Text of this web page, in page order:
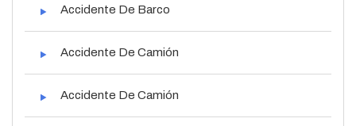
Accidente De Barco
Accidente De Camión
Accidente De Camión